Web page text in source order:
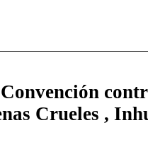
Crueles ,